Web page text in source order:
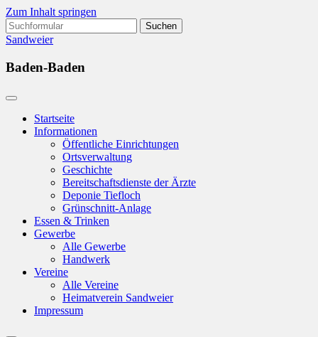
Zum Inhalt springen
Suchen
nach:
Sandweier
Baden-Baden
Startseite
Informationen
Öffentliche Einrichtungen
Ortsverwaltung
Geschichte
Bereitschaftsdienste der Ärzte
Deponie Tiefloch
Grünschnitt-Anlage
Essen & Trinken
Gewerbe
Alle Gewerbe
Handwerk
Vereine
Alle Vereine
Heimatverein Sandweier
Impressum